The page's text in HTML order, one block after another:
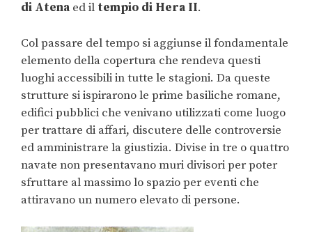
di Atena ed il tempio di Hera II.
Col passare del tempo si aggiunse il fondamentale
elemento della copertura che rendeva questi
luoghi accessibili in tutte le stagioni. Da queste
strutture si ispirarono le prime basiliche romane,
edifici pubblici che venivano utilizzati come luogo
per trattare di affari, discutere delle controversie
ed amministrare la giustizia. Divise in tre o quattro
navate non presentavano muri divisori per poter
sfruttare al massimo lo spazio per eventi che
attiravano un numero elevato di persone.